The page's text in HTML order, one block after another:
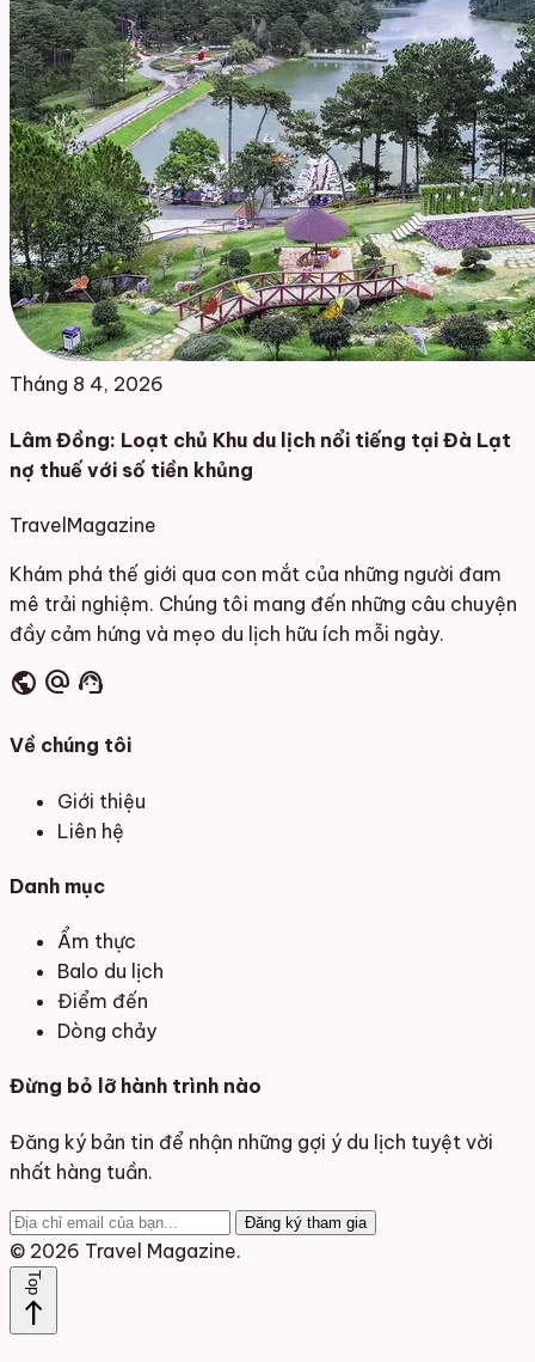
Tháng 8 4, 2026
Lâm Đồng: Loạt chủ Khu du lịch nổi tiếng tại Đà Lạt
nợ thuế với số tiền khủng
Travel Magazine
Khám phá thế giới qua con mắt của những người đam
mê trải nghiệm. Chúng tôi mang đến những câu chuyện
đầy cảm hứng và mẹo du lịch hữu ích mỗi ngày.
public alternate_email support_agent
Về chúng tôi
Giới thiệu
Liên hệ
Danh mục
Ẩm thực
Balo du lịch
Điểm đến
Dòng chảy
Đừng bỏ lỡ hành trình nào
Đăng ký bản tin để nhận những gợi ý du lịch tuyệt vời
nhất hàng tuần.
Đăng ký tham gia
© 2026 Travel Magazine.
Top
north